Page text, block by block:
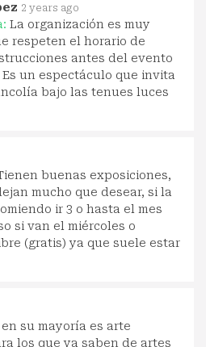
2 years ago
La organización es muy
respeten el horario de
antes del evento
un espectáculo que invita
bajo las tenues luces
buenas exposiciones,
mucho que desear, si la
ir 3 o hasta el mes
si van el miércoles o
(gratis) ya que suele estar
en su mayoría es arte
los que ya saben de artes